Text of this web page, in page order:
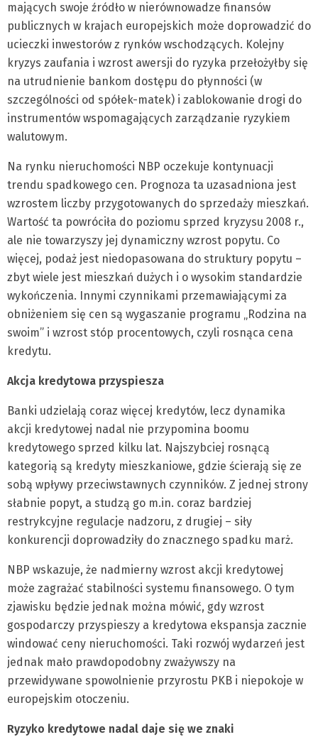
mających swoje źródło w nierównowadze finansów
publicznych w krajach europejskich może doprowadzić do
ucieczki inwestorów z rynków wschodzących. Kolejny
kryzys zaufania i wzrost awersji do ryzyka przełożyłby się
na utrudnienie bankom dostępu do płynności (w
szczególności od spółek-matek) i zablokowanie drogi do
instrumentów wspomagających zarządzanie ryzykiem
walutowym.
Na rynku nieruchomości NBP oczekuje kontynuacji
trendu spadkowego cen. Prognoza ta uzasadniona jest
wzrostem liczby przygotowanych do sprzedaży mieszkań.
Wartość ta powróciła do poziomu sprzed kryzysu 2008 r.,
ale nie towarzyszy jej dynamiczny wzrost popytu. Co
więcej, podaż jest niedopasowana do struktury popytu –
zbyt wiele jest mieszkań dużych i o wysokim standardzie
wykończenia. Innymi czynnikami przemawiającymi za
obniżeniem się cen są wygaszanie programu „Rodzina na
swoim” i wzrost stóp procentowych, czyli rosnąca cena
kredytu.
Akcja kredytowa przyspiesza
Banki udzielają coraz więcej kredytów, lecz dynamika
akcji kredytowej nadal nie przypomina boomu
kredytowego sprzed kilku lat. Najszybciej rosnącą
kategorią są kredyty mieszkaniowe, gdzie ścierają się ze
sobą wpływy przeciwstawnych czynników. Z jednej strony
słabnie popyt, a studzą go m.in. coraz bardziej
restrykcyjne regulacje nadzoru, z drugiej – siły
konkurencji doprowadziły do znacznego spadku marż.
NBP wskazuje, że nadmierny wzrost akcji kredytowej
może zagrażać stabilności systemu finansowego. O tym
zjawisku będzie jednak można mówić, gdy wzrost
gospodarczy przyspieszy a kredytowa ekspansja zacznie
windować ceny nieruchomości. Taki rozwój wydarzeń jest
jednak mało prawdopodobny zważywszy na
przewidywane spowolnienie przyrostu PKB i niepokoje w
europejskim otoczeniu.
Ryzyko kredytowe nadal daje się we znaki